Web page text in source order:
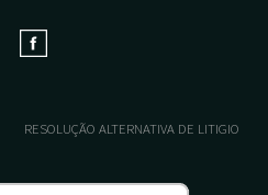
RESOLUÇÃO ALTERNATIVA DE LITIGIO